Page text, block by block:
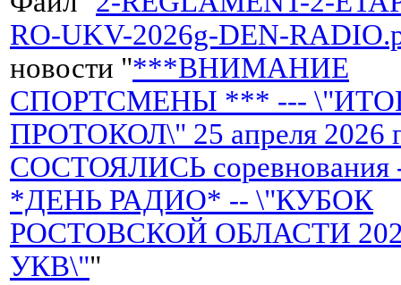
RO-UKV-2026g-DEN-
новости "***ВНИМАНИЕ
СПОРТСМЕНЫ *** ---
ПРОТОКОЛ\" 25 апреля 2026
СОСТОЯЛИСЬ
*ДЕНЬ РАДИО* -- \"КУБОК
РОСТОВСКОЙ ОБЛАСТИ 2026
УКВ\""